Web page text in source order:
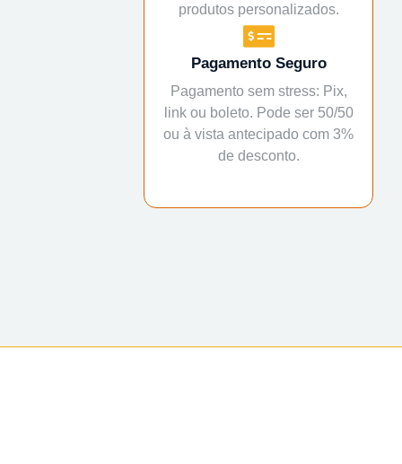
produtos personalizados.
Pagamento Seguro
Pagamento sem stress: Pix,
link ou boleto. Pode ser 50/50
ou à vista antecipado com 3%
de desconto.